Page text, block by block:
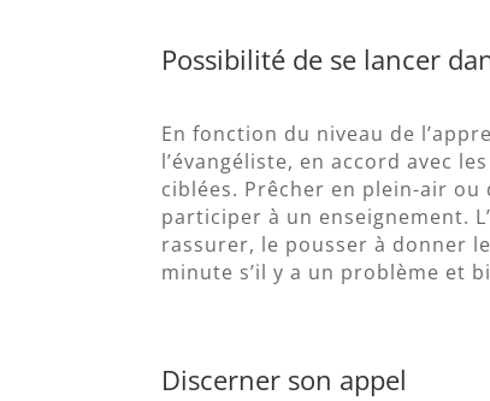
Possibilité de se lancer
En fonction du niveau de
l’évangéliste, en accord avec
ciblées. Prêcher en plein-air
participer à un enseignement.
rassurer, le pousser à donner
minute s’il y a un problème et
Discerner son appel